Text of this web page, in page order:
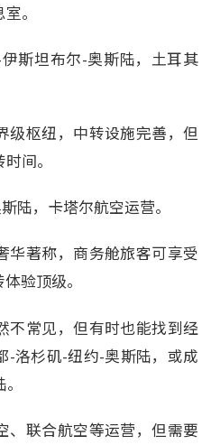
。
斯坦布尔-奥斯陆，土耳其
级枢纽，中转设施完善，但
间。
陆，卡塔尔航空运营。
华著称，商务舱旅客可享受
验顶级。
不常见，但有时也能找到经
-洛杉矶-纽约-奥斯陆，或成
、联合航空等运营，但需要